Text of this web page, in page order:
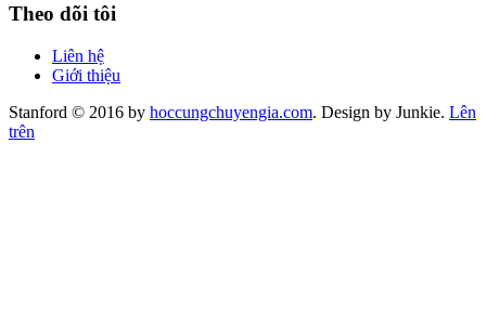
Theo dõi tôi
Liên hệ
Giới thiệu
Stanford © 2016 by hoccungchuyengia.com. Design by Junkie. Lên
trên